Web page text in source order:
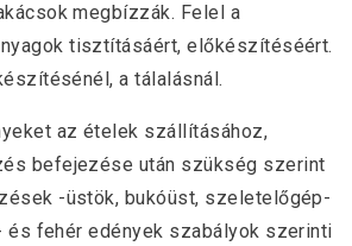
megbízzák. Felel a
tisztításáért, előkészítéséért.
a tálalásnál.
az ételek szállításához,
befejezése után szükség szerint
-üstök, bukóüst, szeletelőgép-
fehér edények szabályok szerinti